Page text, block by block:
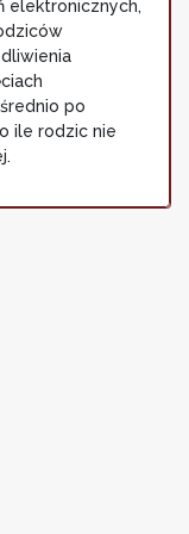
elektronicznych,
po
ile rodzic nie